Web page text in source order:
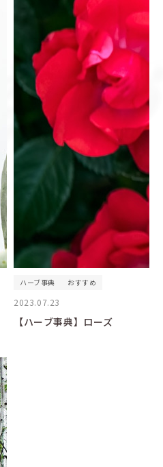
ハーブ事典 おすすめ
2023.07.23
【ハーブ事典】ローズ